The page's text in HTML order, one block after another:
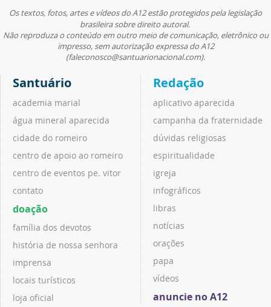
Os textos, fotos, artes e vídeos do A12 estão protegidos pela legislação
brasileira sobre direito autoral.
Não reproduza o conteúdo em outro meio de comunicação, eletrônico ou
impresso, sem autorização expressa do A12
(faleconosco@santuarionacional.com).
Santuário
academia marial
água mineral aparecida
cidade do romeiro
centro de apoio ao romeiro
centro de eventos pe. vitor
contato
doação
família dos devotos
história de nossa senhora
imprensa
locais turísticos
loja oficial
Redação
aplicativo aparecida
campanha da fraternidade
dúvidas religiosas
espiritualidade
igreja
infográficos
libras
notícias
orações
papa
vídeos
anuncie no A12